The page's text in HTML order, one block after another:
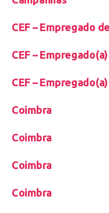
CEF – Empregado
CEF –
CEF –
Coimbra
Coimbra
Coimbra
Coimbra